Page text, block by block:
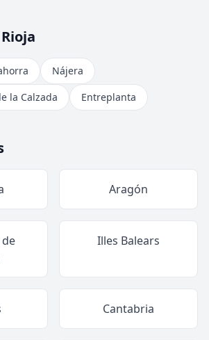
Nájera
la Calzada
Entreplanta
Aragón
Illes Balears
Cantabria